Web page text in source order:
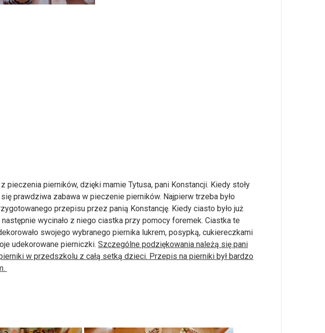
pierników, dzięki mamie Tytusa, pani Konstancji. Kiedy stoły
prawdziwa zabawa w pieczenie pierników. Najpierw trzeba było
przepisu przez panią Konstancję. Kiedy ciasto było już
wycinało z niego ciastka przy pomocy foremek. Ciastka te
swojego wybranego piernika lukrem, posypką, cukiereczkami
udekorowane pierniczki. Szczególne podziękowania należą się pani
w przedszkolu z całą setką dzieci. Przepis na pierniki był bardzo